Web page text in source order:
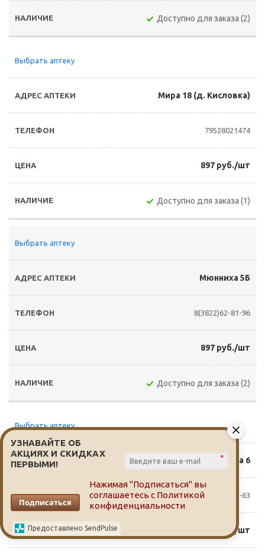
Доступно для заказа (2)
Выбрать аптеку
Мира 18 (д. Кисловка)
79528021474
897 руб./шт
Доступно для заказа (1)
Выбрать аптеку
Мюнниха 5Б
8(3822)62-81-96
897 руб./шт
Доступно для заказа (2)
Выбрать аптеку
Нарановича 6
8(3822)25-58-63
897 руб./шт
УЗНАВАЙТЕ ОБ
АКЦИЯХ И СКИДКАХ
ПЕРВЫМИ!
*
Подписаться
Нажимая "Подписаться" вы
соглашаетесь с Политикой
конфиденциальности
Предоставлено SendPulse